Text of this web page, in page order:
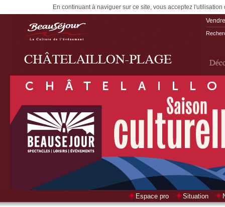
En continuant à naviguer sur ce site, vous acceptez
Espace pro Situation